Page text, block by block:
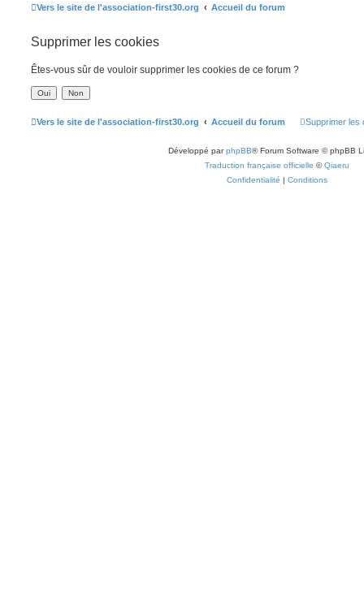
Vers le site de l'association-first30.org Accueil du forum
Supprimer les cookies
Êtes-vous sûr de vouloir supprimer les cookies de ce forum ?
Vers le site de l'association-first30.org Accueil du forum Supprimer les
Développé parphpBB® Forum Software © phpBB
Traduction française officielle ©Qiaeru
Confidentialité | Conditions